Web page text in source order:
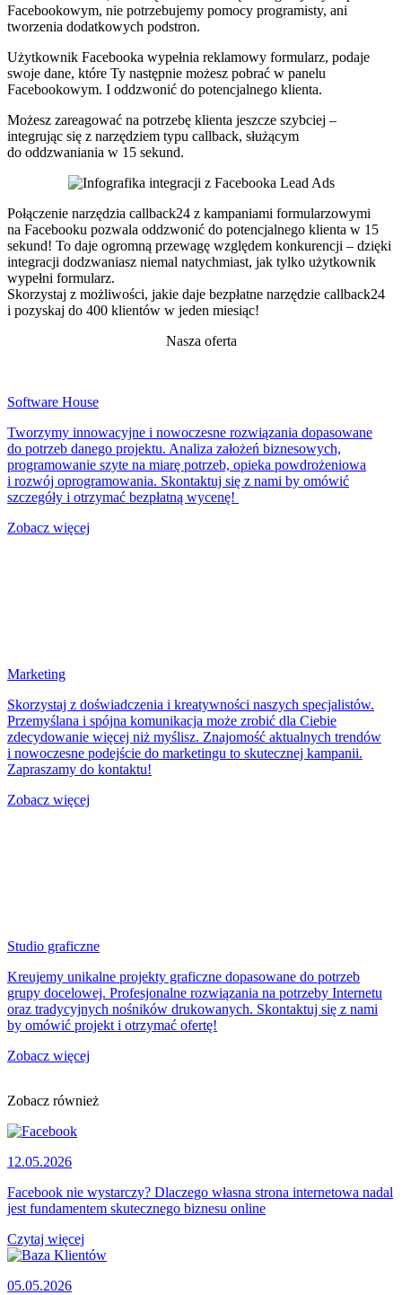
Facebookowym, nie potrzebujemy pomocy programisty, ani
tworzenia dodatkowych podstron.
Użytkownik Facebooka wypełnia reklamowy formularz, podaje
swoje dane, które Ty następnie możesz pobrać w panelu
Facebookowym. I oddzwonić do potencjalnego klienta.
Możesz zareagować na potrzebę klienta jeszcze szybciej –
integrując się z narzędziem typu callback, służącym
do oddzwaniania w 15 sekund.
Połączenie narzędzia callback24 z kampaniami formularzowymi
na Facebooku pozwala oddzwonić do potencjalnego klienta w 15
sekund! To daje ogromną przewagę względem konkurencji – dzięki
integracji dodzwaniasz niemal natychmiast, jak tylko użytkownik
wypełni formularz.
Skorzystaj z możliwości, jakie daje bezpłatne narzędzie callback24
i pozyskaj do 400 klientów w jeden miesiąc!
Nasza oferta
Software House
Tworzymy innowacyjne i nowoczesne rozwiązania dopasowane
do potrzeb danego projektu. Analiza założeń biznesowych,
programowanie szyte na miarę potrzeb, opieka powdrożeniowa
i rozwój oprogramowania. Skontaktuj się z nami by omówić
szczegóły i otrzymać bezpłatną wycenę!
Zobacz więcej
Marketing
Skorzystaj z doświadczenia i kreatywności naszych specjalistów.
Przemyślana i spójna komunikacja może zrobić dla Ciebie
zdecydowanie więcej niż myślisz. Znajomość aktualnych trendów
i nowoczesne podejście do marketingu to skutecznej kampanii.
Zapraszamy do kontaktu!
Zobacz więcej
Studio graficzne
Kreujemy unikalne projekty graficzne dopasowane do potrzeb
grupy docelowej. Profesjonalne rozwiązania na potrzeby Internetu
oraz tradycyjnych nośników drukowanych. Skontaktuj się z nami
by omówić projekt i otrzymać ofertę!
Zobacz więcej
Zobacz również
12.05.2026
Facebook nie wystarczy? Dlaczego własna strona internetowa nadal
jest fundamentem skutecznego biznesu online
Czytaj więcej
05.05.2026